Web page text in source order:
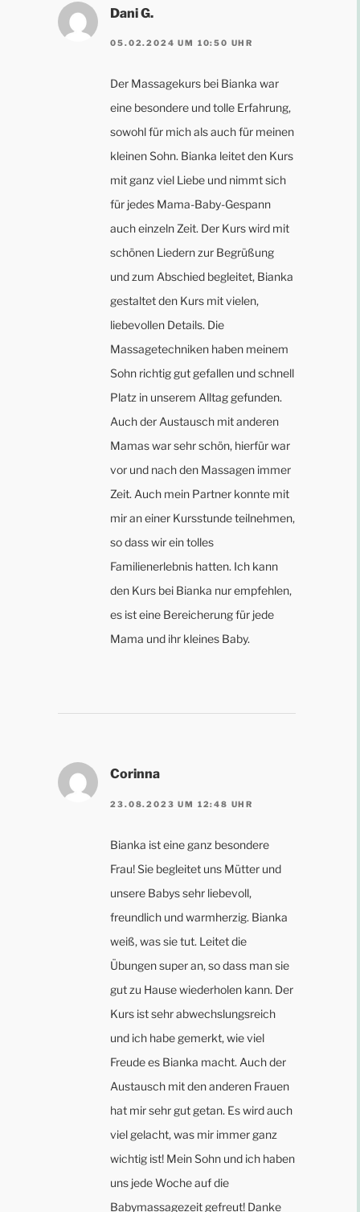
Dani G.
05.02.2024 UM 10:50 UHR
Der Massagekurs bei Bianka war
eine besondere und tolle Erfahrung,
sowohl für mich als auch für meinen
kleinen Sohn. Bianka leitet den Kurs
mit ganz viel Liebe und nimmt sich
für jedes Mama-Baby-Gespann
auch einzeln Zeit. Der Kurs wird mit
schönen Liedern zur Begrüßung
und zum Abschied begleitet, Bianka
gestaltet den Kurs mit vielen,
liebevollen Details. Die
Massagetechniken haben meinem
Sohn richtig gut gefallen und schnell
Platz in unserem Alltag gefunden.
Auch der Austausch mit anderen
Mamas war sehr schön, hierfür war
vor und nach den Massagen immer
Zeit. Auch mein Partner konnte mit
mir an einer Kursstunde teilnehmen,
so dass wir ein tolles
Familienerlebnis hatten. Ich kann
den Kurs bei Bianka nur empfehlen,
es ist eine Bereicherung für jede
Mama und ihr kleines Baby.
Corinna
23.08.2023 UM 12:48 UHR
Bianka ist eine ganz besondere
Frau! Sie begleitet uns Mütter und
unsere Babys sehr liebevoll,
freundlich und warmherzig. Bianka
weiß, was sie tut. Leitet die
Übungen super an, so dass man sie
gut zu Hause wiederholen kann. Der
Kurs ist sehr abwechslungsreich
und ich habe gemerkt, wie viel
Freude es Bianka macht. Auch der
Austausch mit den anderen Frauen
hat mir sehr gut getan. Es wird auch
viel gelacht, was mir immer ganz
wichtig ist! Mein Sohn und ich haben
uns jede Woche auf die
Babymassagezeit gefreut! Danke